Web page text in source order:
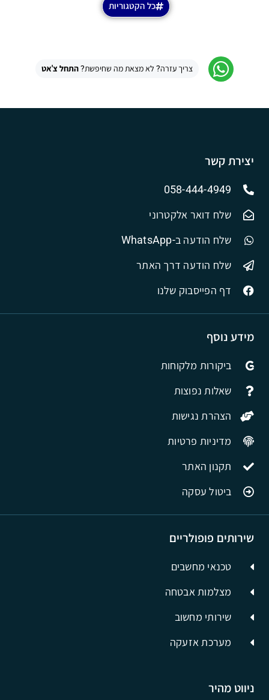
כל הקטגוריות
צריך עזרה? לא מצאת מה שחיפשת?התחל צ'אט
ניווט מהיר
שירותים פופולריים
טכנאי מחשבים
מצלמות אבטחה
שירותי מחשוב
מערכת אזעקה
מידע נוסף
ביקורות מלקוחות
שאלות נפוצות
הצהרת נגישות
מדיניות פרטיות
תקנון האתר
ביטול עסקה
יצירת קשר
058-444-4949
שלח דואר אלקטרוני
שלח הודעה ב-WhatsApp
שלח הודעה דרך האתר
דף הפייסבוק שלנו